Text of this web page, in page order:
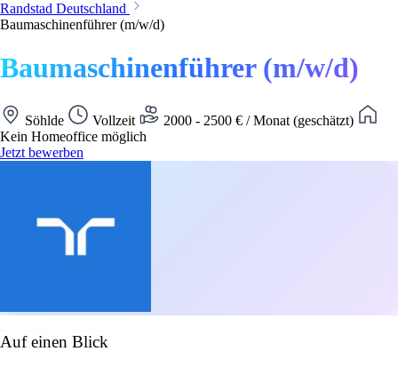
Randstad Deutschland
Baumaschinenführer (m/w/d)
Baumaschinenführer (m/w/d)
Söhlde Vollzeit
2000 - 2500 € / Monat (geschätzt)
Kein Homeoffice möglich
Jetzt bewerben
Auf einen Blick